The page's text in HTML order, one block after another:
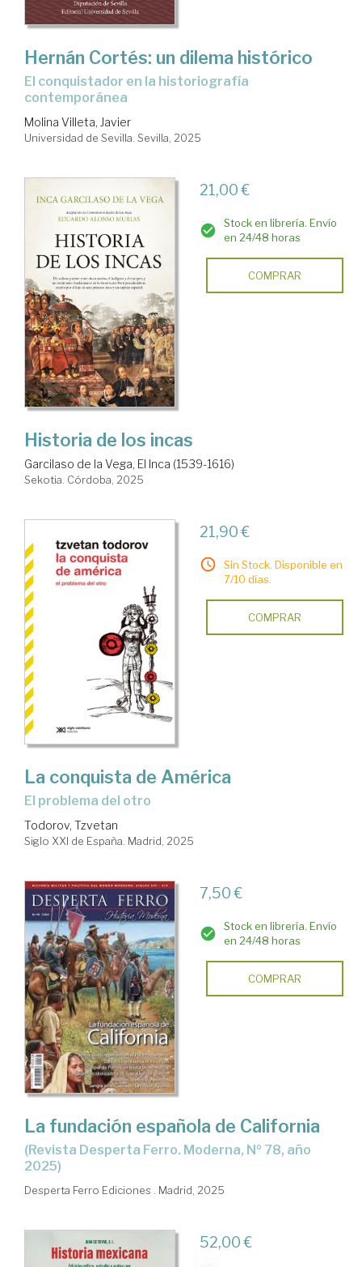
Hernán Cortés: un dilema histórico
El conquistador en la historiografía
contemporánea
Molina Villeta, Javier
Universidad de Sevilla. Sevilla, 2025
21,00 €
Stock en librería. Envío
en 24/48 horas
COMPRAR
Historia de los incas
Garcilaso de la Vega, El Inca (1539-1616)
Sekotia. Córdoba, 2025
21,90 €
Sin Stock. Disponible en
7/10 días.
COMPRAR
La conquista de América
El problema del otro
Todorov, Tzvetan
Siglo XXI de España. Madrid, 2025
7,50 €
Stock en librería. Envío
en 24/48 horas
COMPRAR
La fundación española de California
(Revista Desperta Ferro. Moderna, Nº 78, año
2025)
Desperta Ferro Ediciones . Madrid, 2025
52,00 €